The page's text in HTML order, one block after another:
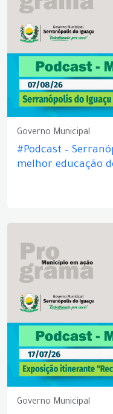
Governo Municipal
#Podcast –
melhor educação
Governo Municipal